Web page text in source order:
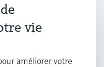
vie
améliorer votre